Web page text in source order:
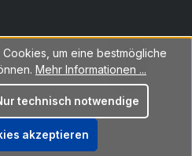
um eine bestmögliche
Mehr Informationen ...
technisch notwendige
akzeptieren